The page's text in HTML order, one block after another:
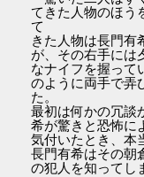
てきた人物のほう
て
きた人物は長門有
が、その右手には
なナイフを握って
のように両手で弄
た。
最初は何かの冗談
希が驚きと恐怖に
気付いたとき、本
長門有希はその朝
の犯人を知ってし